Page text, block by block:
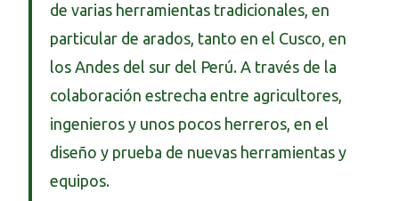
de varias herramientas tradicionales, en
particular de arados, tanto en el Cusco, en
los Andes del sur del Perú. A través de la
colaboración estrecha entre agricultores,
ingenieros y unos pocos herreros, en el
diseño y prueba de nuevas herramientas y
equipos.